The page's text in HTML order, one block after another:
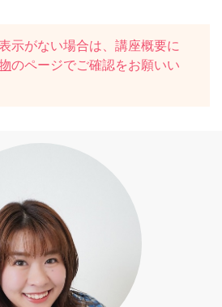
示がない場合は、講座概要に
のページでご確認をお願いい